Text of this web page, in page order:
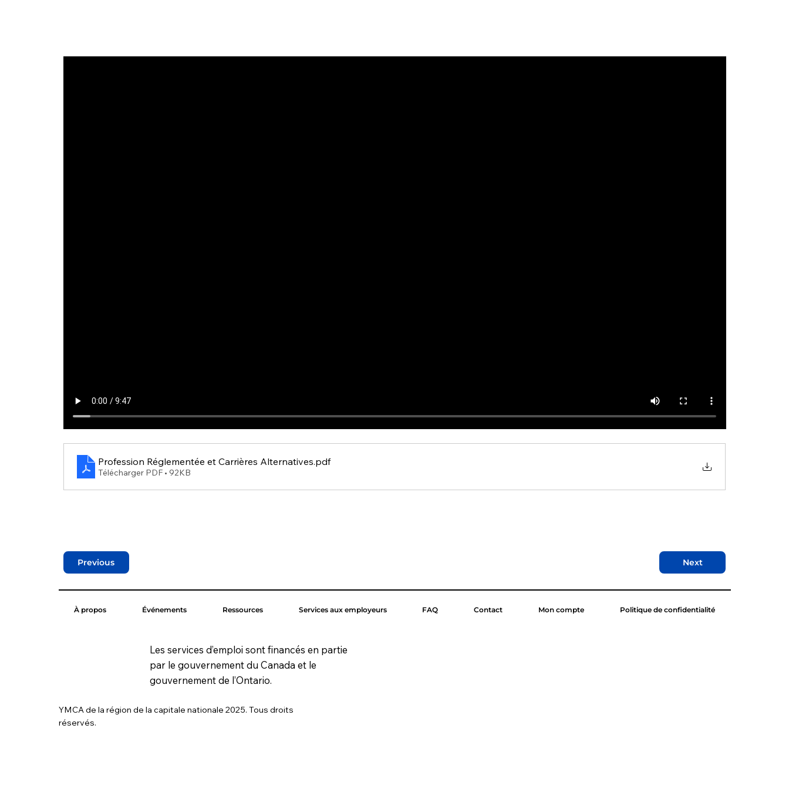
Profession Réglementée et Carrières Alternatives.pdf
Télécharger PDF • 92KB
Previous Next
À propos Événements Ressources Services aux employeurs FAQ Contact Mon compte Politique de confidentialité
Les services d’emploi sont financés en partie
par le gouvernement du Canada et le
gouvernement de l’Ontario.
YMCA de la région de la capitale nationale 2025. Tous droits
réservés.